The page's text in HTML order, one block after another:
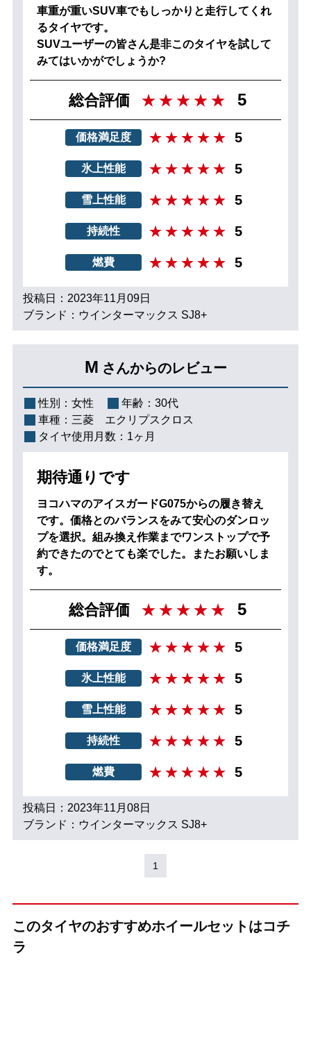
車重が重いSUV車でもしっかりと走行してくれ
るタイヤです。
SUVユーザーの皆さん是非このタイヤを試して
みてはいかがでしょうか?
総合評価 5
価格満足度 5
氷上性能 5
雪上性能 5
持続性 5
燃費 5
投稿日：2023年11月09日
ブランド：ウインターマックス SJ8+
M さんからのレビュー
性別： 女性 年齢： 30代
車種： 三菱 エクリプスクロス
タイヤ使用月数： 1ヶ月
期待通りです
ヨコハマのアイスガードG075からの履き替え
です。価格とのバランスをみて安心のダンロッ
プを選択。組み換え作業までワンストップで予
約できたのでとても楽でした。またお願いしま
す。
総合評価 5
価格満足度 5
氷上性能 5
雪上性能 5
持続性 5
燃費 5
投稿日：2023年11月08日
ブランド：ウインターマックス SJ8+
1
このタイヤのおすすめホイールセットはコチ
ラ